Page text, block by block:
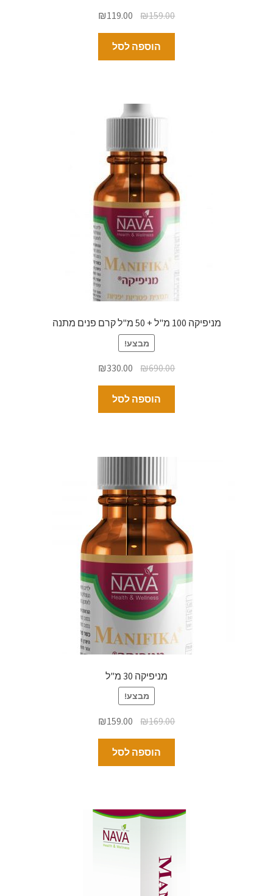
₪159.00
₪119.00
הוספה לסל
מניפיקה 100 מ"ל + 50 מ"ל קרם פנים מתנה
מבצע!
₪690.00
₪330.00
הוספה לסל
מניפיקה 30 מ"ל
מבצע!
₪169.00
₪159.00
הוספה לסל